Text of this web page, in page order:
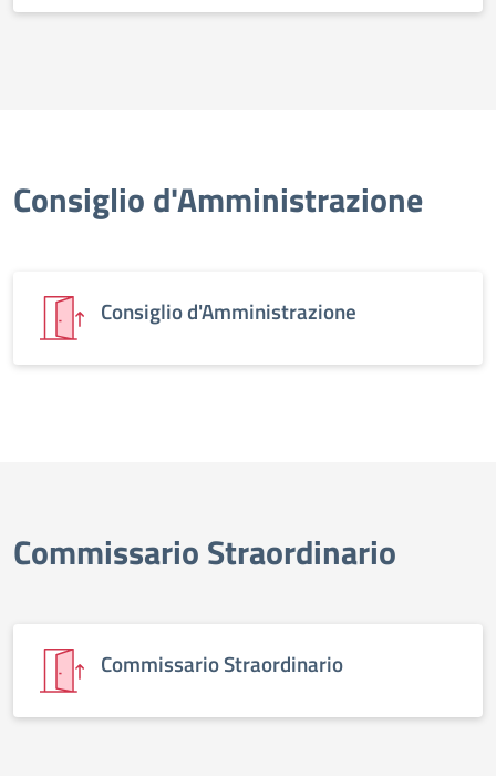
Consiglio d'Amministrazione
Consiglio d'Amministrazione
Commissario Straordinario
Commissario Straordinario